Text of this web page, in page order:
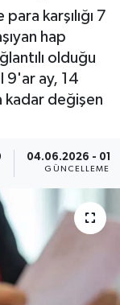
karşılığı 7
hap
olduğu
9'ar ay, 14
kadar değişen
04.06.2026 -
GÜNCELLEME